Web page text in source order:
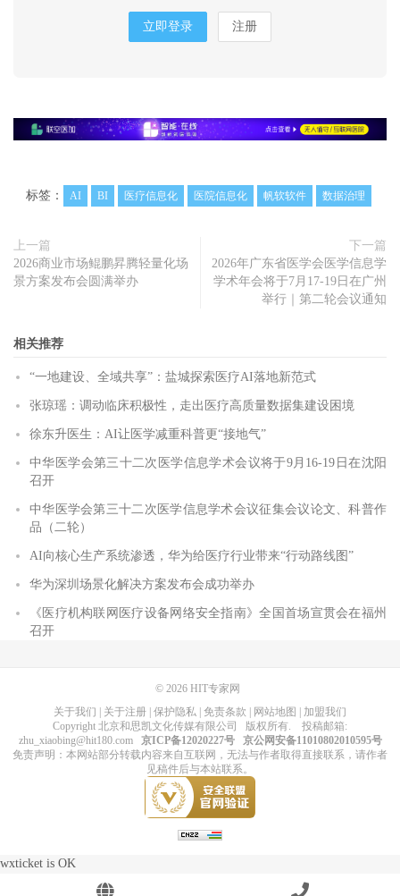
立即登录 注册
标签： AI BI 医疗信息化 医院信息化 帆软软件 数据治理
上一篇
2026商业市场鲲鹏昇腾轻量化场
景方案发布会圆满举办
下一篇
2026年广东省医学会医学信息学
学术年会将于7月17-19日在广州
举行｜第二轮会议通知
相关推荐
“一地建设、全域共享”：盐城探索医疗AI落地新范式
张琼瑶：调动临床积极性，走出医疗高质量数据集建设困境
徐东升医生：AI让医学减重科普更“接地气”
中华医学会第三十二次医学信息学术会议将于9月16-19日在沈阳
召开
中华医学会第三十二次医学信息学术会议征集会议论文、科普作
品（二轮）
AI向核心生产系统渗透，华为给医疗行业带来“行动路线图”
华为深圳场景化解决方案发布会成功举办
《医疗机构联网医疗设备网络安全指南》全国首场宣贯会在福州
召开
© 2026 HIT专家网
关于我们
关于注册 保护隐私 免责条款 网站地图
加盟我们
Copyright 北京和思凯文化传媒有限公司 版权所有. 投稿邮箱:
zhu_xiaobing@hit180.com
京ICP备12020227号
京公网安备11010802010595号
免责声明：本网站部分转载内容来自互联网，无法与作者取得直接联系，请作者
见稿件后与本站联系。
wxticket is OK